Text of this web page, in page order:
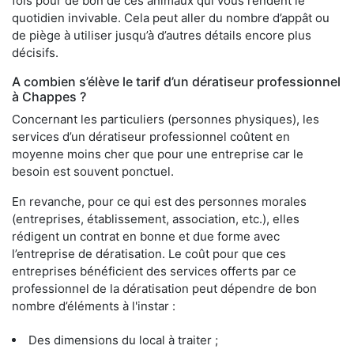
quotidien invivable. Cela peut aller du nombre d’appât ou
de piège à utiliser jusqu’à d’autres détails encore plus
décisifs.
A combien s’élève le tarif d’un dératiseur professionnel
à Chappes ?
Concernant les particuliers (personnes physiques), les
services d’un dératiseur professionnel coûtent en
moyenne moins cher que pour une entreprise car le
besoin est souvent ponctuel.
En revanche, pour ce qui est des personnes morales
(entreprises, établissement, association, etc.), elles
rédigent un contrat en bonne et due forme avec
l’entreprise de dératisation. Le coût pour que ces
entreprises bénéficient des services offerts par ce
professionnel de la dératisation peut dépendre de bon
nombre d’éléments à l'instar :
Des dimensions du local à traiter ;